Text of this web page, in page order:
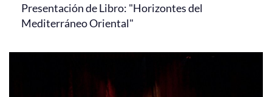
Presentación de Libro: "Horizontes del
Mediterráneo Oriental"